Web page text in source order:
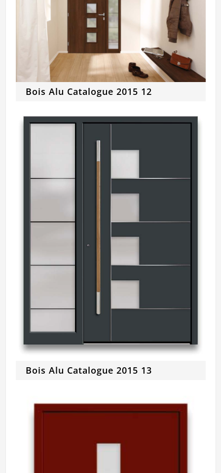
Bois Alu Catalogue 2015 12
Bois Alu Catalogue 2015 13